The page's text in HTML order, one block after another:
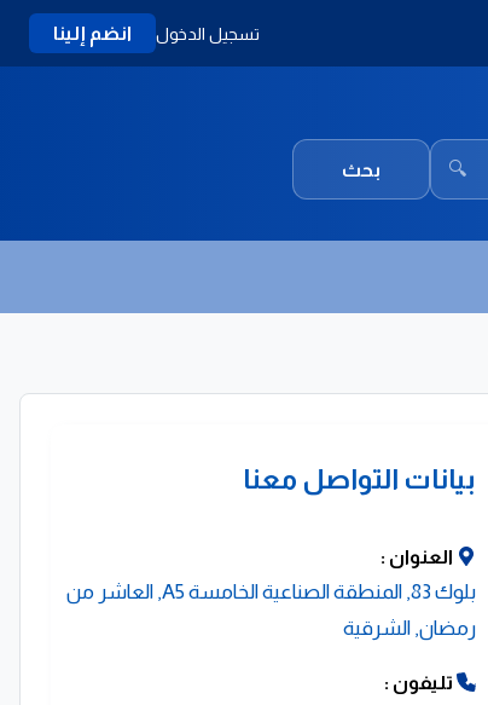
تسجيل الدخول انضم إلينا
🔍 بحث
بيانات التواصل معنا
العنوان :
بلوك 83, المنطقة الصناعية الخامسة A5, العاشر من
رمضان, الشرقية
تليفون :